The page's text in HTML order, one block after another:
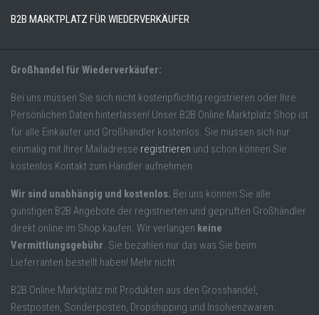
B2B MARKTPLATZ FÜR WIEDERVERKÄUFER
Großhandel für Wiederverkäufer:
Bei uns müssen Sie sich nicht kostenpflichtig registrieren oder Ihre
Persönlichen Daten hinterlassen! Unser B2B Online Marktplatz Shop ist
für alle Einkäufer und Großhändler kostenlos. Sie müssen sich nur
einmalig mit Ihrer Mailadresse registrieren und schon können Sie
kostenlos Kontakt zum Händler aufnehmen.
Wir sind unabhängig und kostenlos. Bei uns können Sie alle
günstigen B2B Angebote der registrierten und geprüften Großhändler
direkt online im Shop kaufen. Wir verlangen keine
Vermittlungsgebühr. Sie bezahlen nur das was Sie beim
Lieferranten bestellt haben! Mehr nicht.
B2B Online Marktplatz mit Produkten aus den Grosshandel,
Restposten, Sonderposten, Dropshipping und Insolvenzwaren.